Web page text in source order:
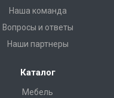
Наша команда
Вопросы и ответы
Наши партнеры
Каталог
Мебель